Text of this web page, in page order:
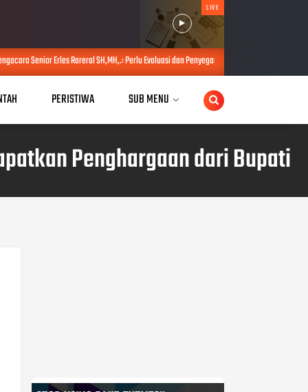
LIVE
SH,MH,.: Perlu Evaluasi dan Penyegaran Kabinet untuk Perkuat Kinerja Pemerintahan
PERISTIWA SUB MENU
Penghargaan dari Bupati